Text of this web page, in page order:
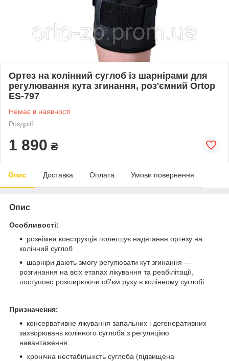
Ортез на колінний суглоб із шарнірами для
регулювання кута згинання, роз'ємний Ortop
ES-797
Немає в наявності
Роздріб
1 890 ₴
Опис Доставка Оплата Умови повернення
Опис
Особливості:
рознімна конструкція полегшує надягання ортезу на
колінний суглоб
шарніри дають змогу регулювати кут згинання —
розгинання на всіх етапах лікування та реабілітації,
поступово розширюючи об'єм руху в колінному суглобі
Призначення:
консервативне лікування запальних і дегенеративних
захворювань колінного суглоба з регуляцією
навантаження
хронічна нестабільність суглоба (підвищена